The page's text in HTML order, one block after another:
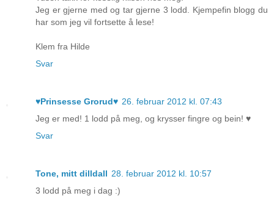
Jeg er gjerne med og tar gjerne 3 lodd. Kjempefin blogg du
har som jeg vil fortsette å lese!
Klem fra Hilde
Svar
♥Prinsesse Grorud♥ 26. februar 2012 kl. 07:43
Jeg er med! 1 lodd på meg, og krysser fingre og bein! ♥
Svar
Tone, mitt dilldall 28. februar 2012 kl. 10:57
3 lodd på meg i dag :)